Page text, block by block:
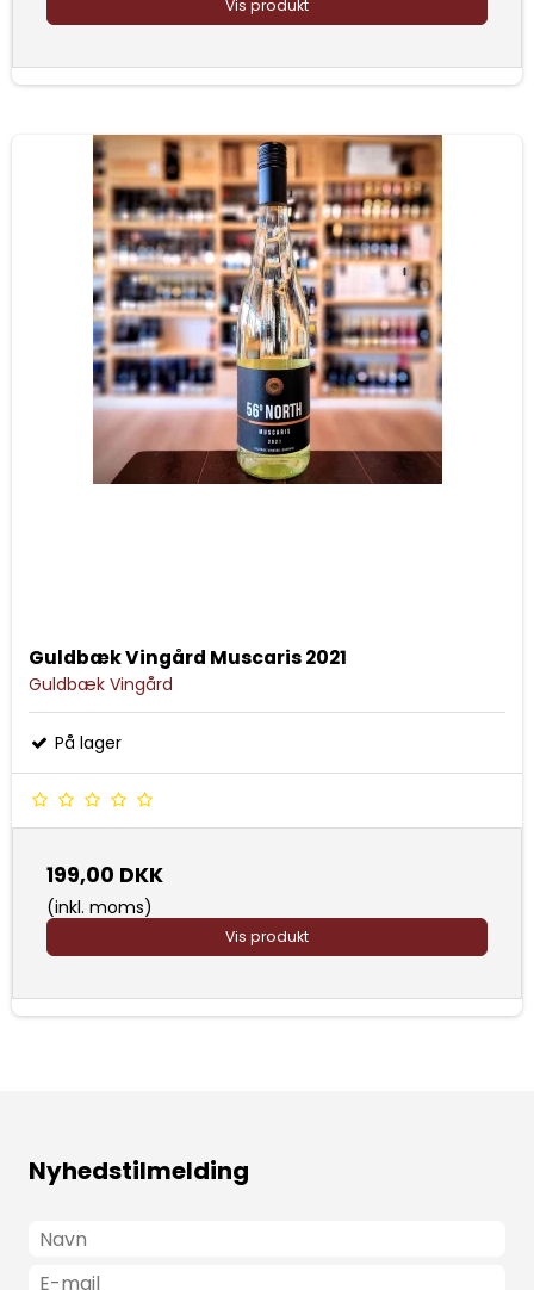
Vis produkt
Guldbæk Vingård Muscaris 2021
Guldbæk Vingård
På lager
199,00 DKK
(inkl. moms)
Vis produkt
Nyhedstilmelding